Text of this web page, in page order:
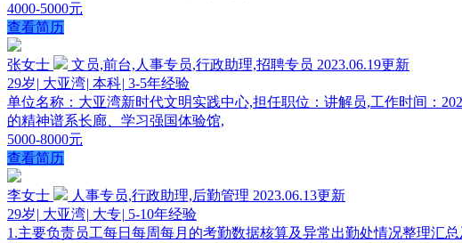
4000-5000元
查看简历
张女士 文员,前台,人事专员,行政助理,招聘专员 2023.06.19更新
29岁| 大亚湾| 本科| 3-5年经验
单位名称：大亚湾新时代文明实践中心,担任职位：讲解员,工作时间：
的精神谱系长廊、学习强国体验馆,
5000-8000元
查看简历
李女士 人事专员,行政助理,后勤管理 2023.06.13更新
29岁| 大亚湾| 大专| 5-10年经验
1.主要负责员工每日每周每月的考勤数据核算及异常出勤处情况整理汇